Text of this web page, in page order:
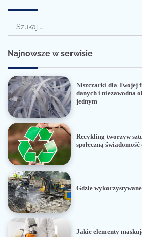
Szukaj:
Najnowsze w serwisie
Niszczarki dla Twojej
danych i niezawodna
jednym
Recykling tworzyw
społeczną
Gdzie
Jakie elementy